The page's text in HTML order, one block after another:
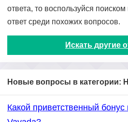
ответа, то воспользуйся
ответ среди похожих вопросов.
Искать другие
Новые вопросы в категории:
Какой приветственный бонус